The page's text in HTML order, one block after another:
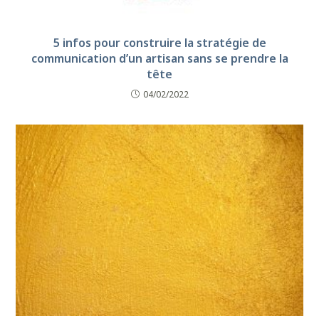
5 infos pour construire la stratégie de
communication d’un artisan sans se prendre la
tête
04/02/2022